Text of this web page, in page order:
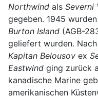
Northwind als Severni
gegeben. 1945
Burton Island (AGB-
geliefert wurden.
Kapitan Belousov ex
Eastwind ging zurück
kanadische Marine
amerikanischen